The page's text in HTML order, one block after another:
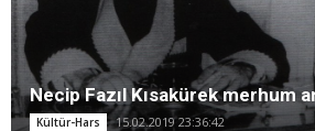
Necip Fazıl Kısakürek merhum
Kültür-Hars 15.02.2019 23:36:42